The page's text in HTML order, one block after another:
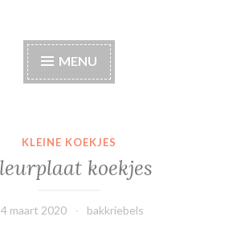
MENU
KLEINE KOEKJES
koekjes
maart 2020 bakkriebels